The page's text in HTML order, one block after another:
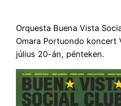
Orquesta Buena Vista
Omara Portuondo koncert
július 20-án, pénteken.